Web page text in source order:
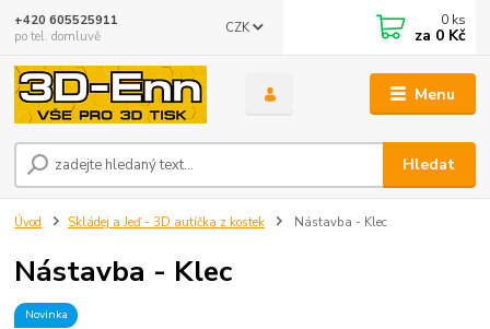
Menu
CZK
Hledat
+420 605525911
po tel. domluvě
0 ks
za 0 Kč
Úvod Skládej a Jeď - 3D autíčka z kostek Nástavba - Klec
Nástavba - Klec
Novinka